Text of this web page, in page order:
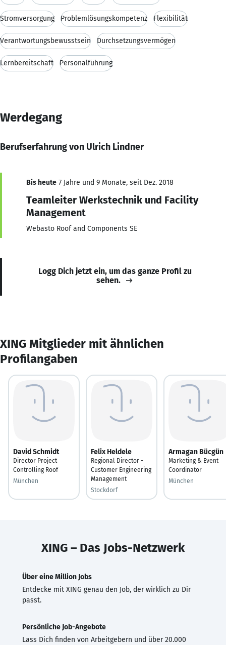
Stromversorgung Problemlösungskompetenz Flexibilität
Verantwortungsbewusstsein Durchsetzungsvermögen
Lernbereitschaft Personalführung
Werdegang
Berufserfahrung von Ulrich Lindner
Bis heute 7 Jahre und 9 Monate, seit Dez. 2018
Teamleiter Werkstechnik und Facility
Management
Webasto Roof and Components SE
Logg Dich jetzt ein, um das ganze Profil zu
sehen.
XING Mitglieder mit ähnlichen
Profilangaben
David Schmidt
Director Project
Controlling Roof
München
Felix Heldele
Regional Director -
Customer Engineering
Management
Stockdorf
Armagan Bücgün
Marketing & Event
Coordinator
München
XING – Das Jobs-Netzwerk
Über eine Million Jobs
Entdecke mit XING genau den Job, der wirklich zu Dir
passt.
Persönliche Job-Angebote
Lass Dich finden von Arbeitgebern und über 20.000